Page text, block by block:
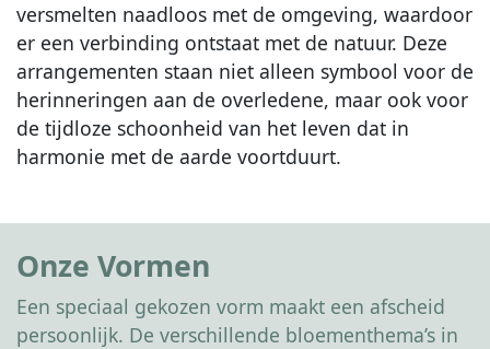
versmelten naadloos met de omgeving, waardoor
er een verbinding ontstaat met de natuur. Deze
arrangementen staan niet alleen symbool voor de
herinneringen aan de overledene, maar ook voor
de tijdloze schoonheid van het leven dat in
harmonie met de aarde voortduurt.
Onze Vormen
Een speciaal gekozen vorm maakt een afscheid
persoonlijk. De verschillende bloementhema’s in